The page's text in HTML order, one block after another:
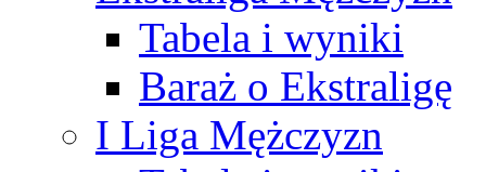
Tabela i wyniki
Baraż o Ekstraligę
I Liga Mężczyzn